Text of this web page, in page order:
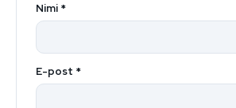
Nimi *
E-post *